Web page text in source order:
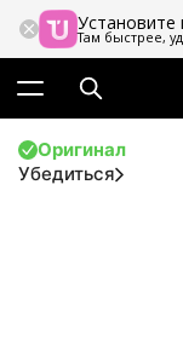
Установите
Там быстрее,
Оригинал
Убедиться